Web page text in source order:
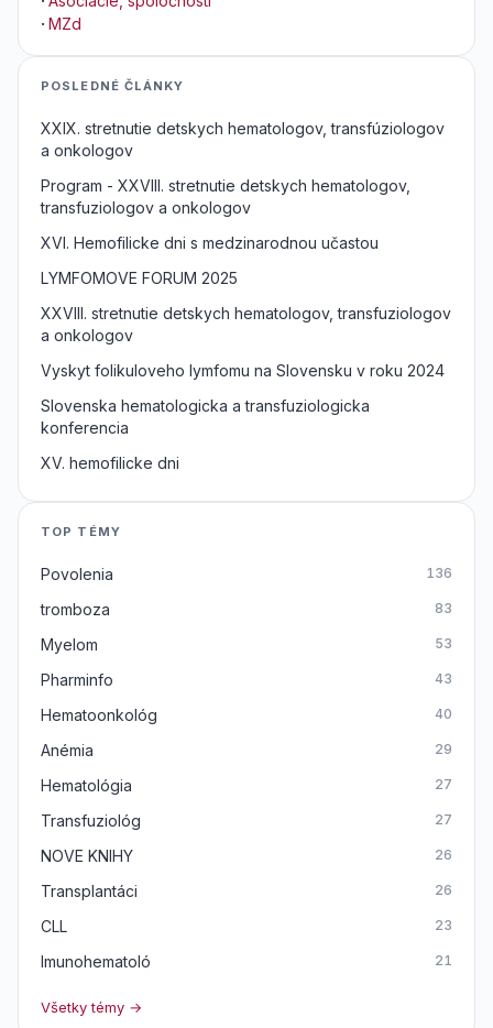
· MZd
POSLEDNÉ ČLÁNKY
XXIX. stretnutie detskych hematologov, transfúziologov
a onkologov
Program - XXVIII. stretnutie detskych hematologov,
transfuziologov a onkologov
XVI. Hemofilicke dni s medzinarodnou učastou
LYMFOMOVE FORUM 2025
XXVIII. stretnutie detskych hematologov, transfuziologov
a onkologov
Vyskyt folikuloveho lymfomu na Slovensku v roku 2024
Slovenska hematologicka a transfuziologicka
konferencia
XV. hemofilicke dni
TOP TÉMY
Povolenia 136
tromboza 83
Myelom 53
Pharminfo 43
Hematoonkológ 40
Anémia 29
Hematológia 27
Transfuziológ 27
NOVE KNIHY 26
Transplantáci 26
CLL 23
Imunohematoló 21
Všetky témy →